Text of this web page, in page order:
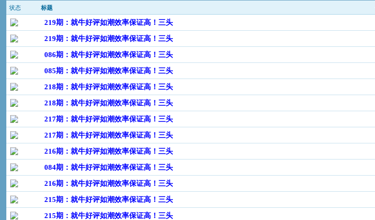
状态 标题
219期：就牛好评如潮效率保证高！三头
219期：就牛好评如潮效率保证高！三头
086期：就牛好评如潮效率保证高！三头
085期：就牛好评如潮效率保证高！三头
218期：就牛好评如潮效率保证高！三头
218期：就牛好评如潮效率保证高！三头
217期：就牛好评如潮效率保证高！三头
217期：就牛好评如潮效率保证高！三头
216期：就牛好评如潮效率保证高！三头
084期：就牛好评如潮效率保证高！三头
216期：就牛好评如潮效率保证高！三头
215期：就牛好评如潮效率保证高！三头
215期：就牛好评如潮效率保证高！三头